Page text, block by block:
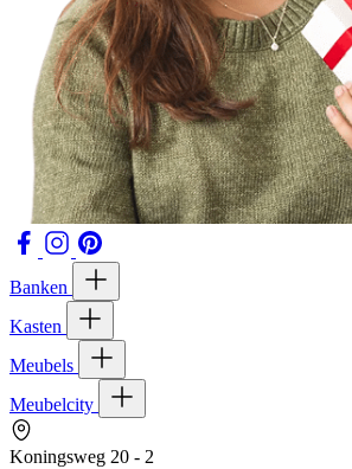
Banken
Kasten
Meubels
Meubelcity
Koningsweg 20 - 2